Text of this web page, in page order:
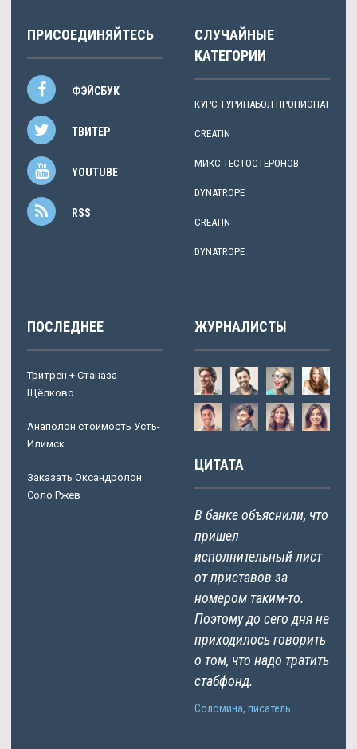
ПРИСОЕДИНЯЙТЕСЬ
ФЭЙСБУК
ТВИТЕР
YOUTUBE
RSS
СЛУЧАЙНЫЕ
КАТЕГОРИИ
КУРС ТУРИНАБОЛ ПРОПИОНАТ
CREATIN
МИКС ТЕСТОСТЕРОНОВ
DYNATROPE
CREATIN
DYNATROPE
ПОСЛЕДНЕЕ
Тритрен + Станаза
Щёлково
Анаполон стоимость Усть-
Илимск
Заказать Оксандролон
Соло Ржев
ЖУРНАЛИСТЫ
ЦИТАТА
В банке объяснили, что
пришел
исполнительный лист
от приставов за
номером таким-то.
Поэтому до сего дня не
приходилось говорить
о том, что надо тратить
стабфонд.
Соломина, писатель